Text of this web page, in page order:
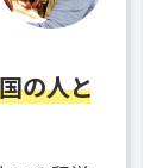
の人と